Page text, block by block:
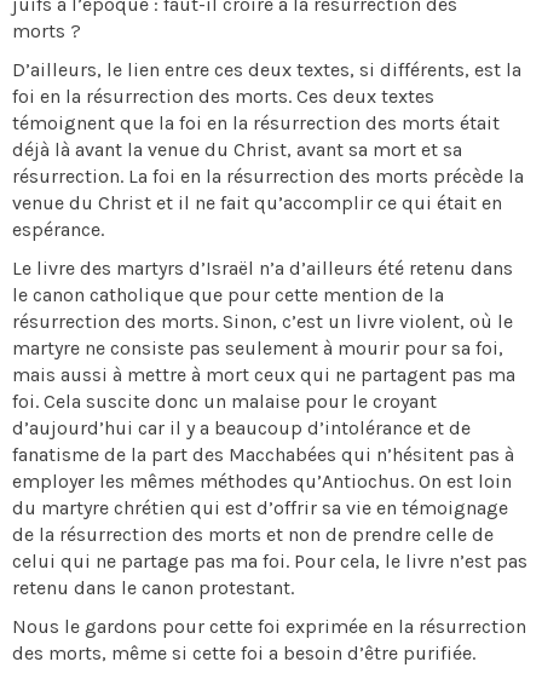
morts ?
D’ailleurs, le lien entre ces deux textes, si différents, est la
foi en la résurrection des morts. Ces deux textes
témoignent que la foi en la résurrection des morts était
déjà là avant la venue du Christ, avant sa mort et sa
résurrection. La foi en la résurrection des morts précède la
venue du Christ et il ne fait qu’accomplir ce qui était en
espérance.
Le livre des martyrs d’Israël n’a d’ailleurs été retenu dans
le canon catholique que pour cette mention de la
résurrection des morts. Sinon, c’est un livre violent, où le
martyre ne consiste pas seulement à mourir pour sa foi,
mais aussi à mettre à mort ceux qui ne partagent pas ma
foi. Cela suscite donc un malaise pour le croyant
d’aujourd’hui car il y a beaucoup d’intolérance et de
fanatisme de la part des Macchabées qui n’hésitent pas à
employer les mêmes méthodes qu’Antiochus. On est loin
du martyre chrétien qui est d’offrir sa vie en témoignage
de la résurrection des morts et non de prendre celle de
celui qui ne partage pas ma foi. Pour cela, le livre n’est pas
retenu dans le canon protestant.
Nous le gardons pour cette foi exprimée en la résurrection
des morts, même si cette foi a besoin d’être purifiée.